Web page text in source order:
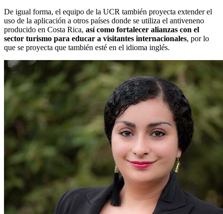
De igual forma, el equipo de la UCR también proyecta extender el
uso de la aplicación a otros países donde se utiliza el antiveneno
producido en Costa Rica, así como fortalecer alianzas con el
sector turismo para educar a visitantes internacionales, por lo
que se proyecta que también esté en el idioma inglés.